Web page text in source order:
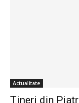
Actualitate
Tineri din